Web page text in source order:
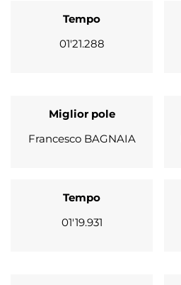
Tempo
01'21.288
Miglior pole
Francesco BAGNAIA
Tempo
01'19.931